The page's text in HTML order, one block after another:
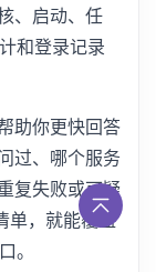
、启动、任
和登录记录
助你更快回答
过、哪个服务
复失败或可疑
单，就能覆盖
。